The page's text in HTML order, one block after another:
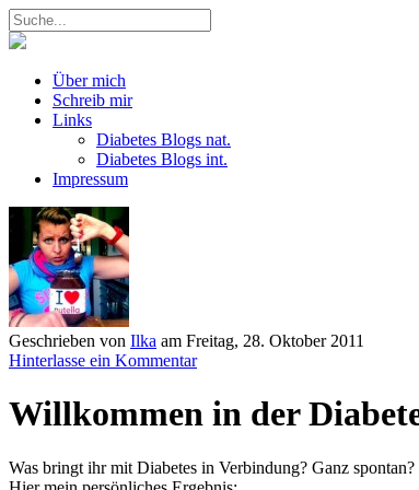
Über mich
Schreib mir
Links
Diabetes Blogs nat.
Diabetes Blogs int.
Impressum
Geschrieben von Ilka am Freitag, 28. Oktober 2011
Hinterlasse ein Kommentar
Willkommen in der
Was bringt ihr mit Diabetes in Verbindung? Ganz